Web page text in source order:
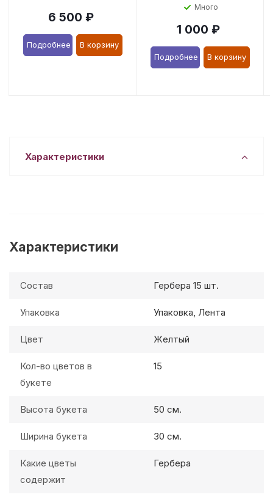
6 500 ₽
Подробнее В корзину
Много
1 000 ₽
Подробнее В корзину
Характеристики
Характеристики
Состав Гербера 15 шт.
Упаковка Упаковка, Лента
Цвет Желтый
Кол-во цветов в
букете
15
Высота букета 50 см.
Ширина букета 30 см.
Какие цветы
содержит
Гербера